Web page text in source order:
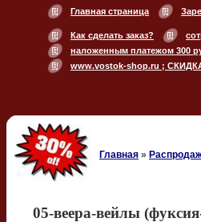
Главная страница
Как сделать заказ?
наложенным платежом 300
www.vostok-shop.ru ;
Главная »
05-веера-вейлы